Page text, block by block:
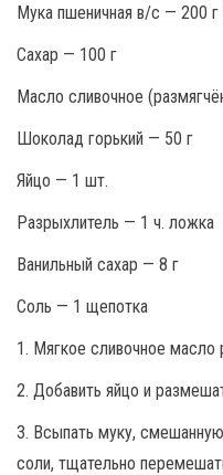
Мука пшеничная в/с — 200
Сахар — 100 г
Масло сливочное
Шоколад горький — 50 г
Яйцо — 1 шт.
Разрыхлитель — 1 ч. ложка
Ванильный сахар — 8 г
Соль — 1 щепотка
1. Мягкое сливочное масло
2. Добавить яйцо и
3. Всыпать муку,
соли, тщательно